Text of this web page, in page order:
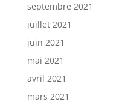
septembre 2021
juillet 2021
juin 2021
mai 2021
avril 2021
mars 2021